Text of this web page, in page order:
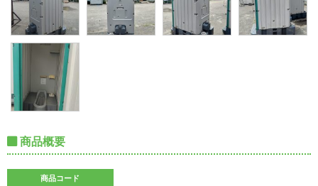
商品概要
商品コード